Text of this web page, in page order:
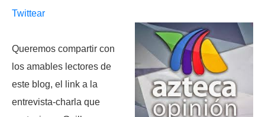
Twittear
Queremos compartir con
los amables lectores de
este blog, el link a la
entrevista-charla que